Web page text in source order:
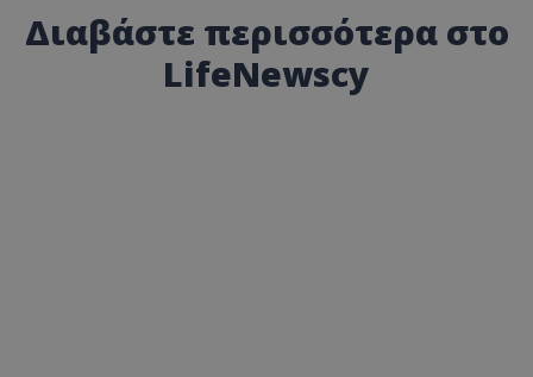
Διαβάστε περισσότερα στο
LifeNewscy